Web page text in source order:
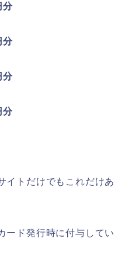
分
イトだけでもこれだけあ
ード発行時に付与してい